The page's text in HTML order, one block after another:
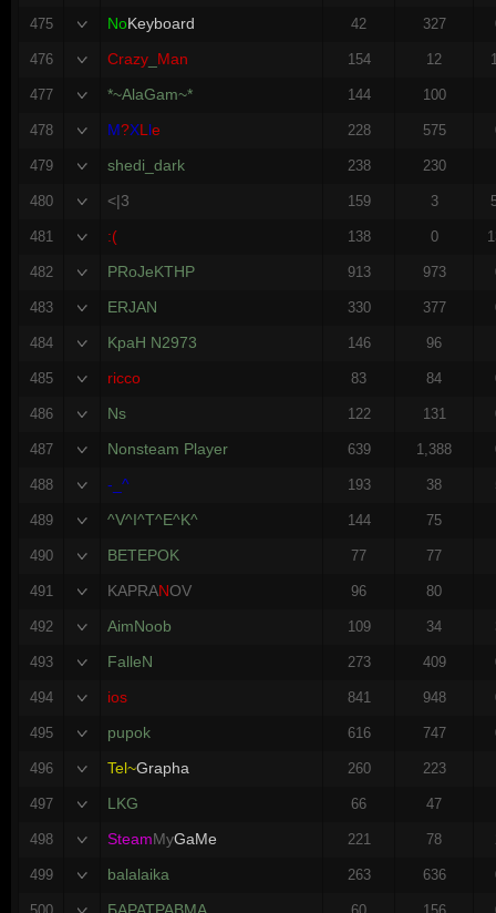
475 NoKeyboard 42 327
476 Crazy Man 154 12
477 *~AlaGam~* 144 100
478 M?XL le 228 575
479 shedi_dark 238 230
480 <|3 159 3
481 :( 138 0
482 PRoJeKTHP 913 973
483 ERJAN 330 377
484 KpaH N2973 146 96
485 ricco 83 84
486 Ns 122 131
487 Nonsteam Player 639 1,388
488 -_^ 193 38
489 ^V^I^T^E^K^ 144 75
490 BETEPOK 77 77
491 KAPRANOV 96 80
492 AimNoob 109 34
493 FalleN 273 409
494 ios 841 948
495 pupok 616 747
496 Tel~Grapha 260 223
497 LKG 66 47
498 SteamMyGaMe 221 78
499 balalaika 263 636
БАРАТРАВМА